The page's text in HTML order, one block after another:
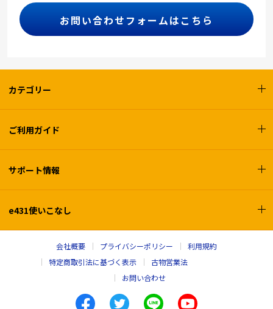
お問い合わせフォームはこちら
カテゴリー
ご利用ガイド
サポート情報
e431使いこなし
会社概要 プライバシーポリシー
利用規約
特定商取引法に基づく表示
古物営業法
お問い合わせ